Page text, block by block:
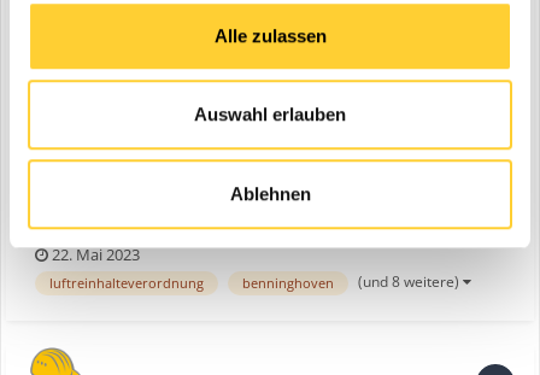
Alle zulassen
Auswahl erlauben
Ablehnen
Windhagen - Die neue Benninghoven RPP 3000 Plus (RPP =
Schweiz, die mit der umweltfreundlichen
Heißgaserzeugertechnologie ausgestattet ist. Beim Kunden
punktet sie vor allem durch hohe Recyclingquoten, geringe
22. Mai 2023
luftreinhalteverordnung benninghoven (und 8 weitere)